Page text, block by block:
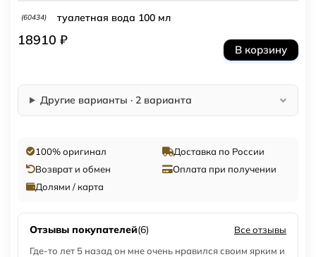
(60434) туалетная вода 100 мл
18910 ₽
В корзину
Другие варианты · 2 варианта
100% оригинал
Доставка по России
Возврат и обмен
Оплата при получении
Долями / карта
Отзывы покупателей(6)
Все отзывы
Где-то лет 5 назад он мне очень нравился своим ярким и